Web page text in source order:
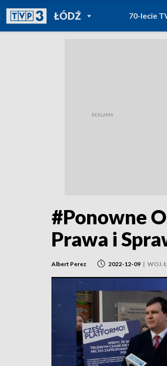
ŁÓDŹPOWRÓT DO
TVP REGIONY
70-lecie
#Ponowne
Prawa i
Albert Perez 2022-12-09 | WOJ.